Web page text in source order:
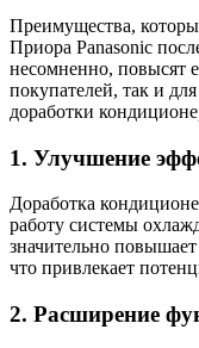
Преимущества,
Приора Panasonic
несомненно, повысят
покупателей, так и
доработки
1. Улучшение
Доработка
работу системы
значительно
что привлекает
2. Расширение